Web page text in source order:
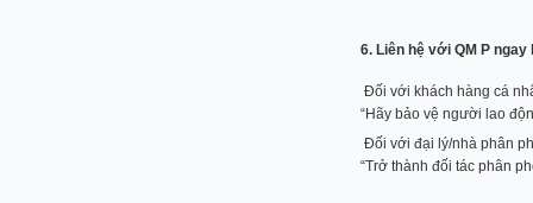
6. Liên hệ với QM P ngay
Đối với khách hàng cá
“Hãy bảo vệ người lao
Đối với đại lý/nhà phân
“Trở thành đối tác phân